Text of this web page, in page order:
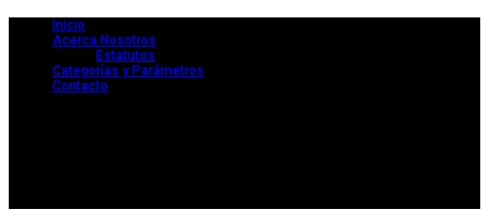
Inicio
Acerca Nosotros
Estatutos
Categorías y Parámetros
Contacto